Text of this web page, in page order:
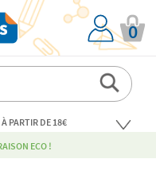
0
À PARTIR DE 18€
ECO !